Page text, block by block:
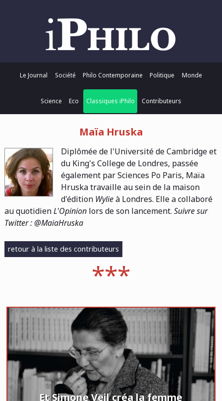
Le Journal Société Philo Contemporaine Politique Monde
Science Eco Classiques iPhilo Contributeurs
Maïa Hruska
Diplômée de l'Université de Cambridge et
du King's College de Londres, passée
également par Sciences Po Paris, Maïa
Hruska travaille au sein de la maison
d'édition Wylieà Londres. Elle a collaboré
au quotidienL'Opinionlors de son lancement. Suivre sur
Twitter : @MaiaHruska
retour à la liste des contributeurs
Et Simone Veil créa la femme